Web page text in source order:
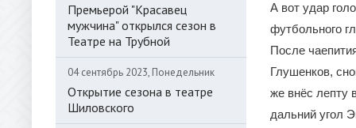
Премьерой "Красавец
мужчина" открылся сезон в
Театре на Трубной
04 сентябрь 2023, Понедельник
Открытие сезона в театре
Шиловского
А вот удар
футбольного
После
Глушенков,
же внёс лепту
дальний угол